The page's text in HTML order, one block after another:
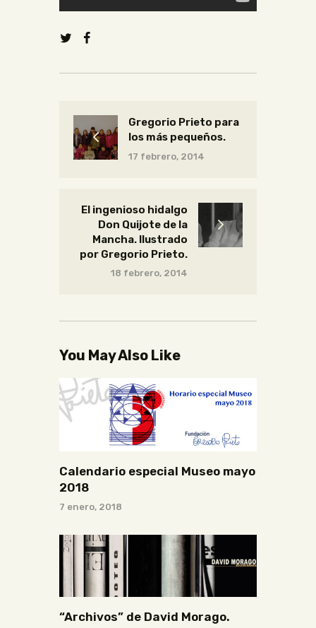
Gregorio Prieto para
los más pequeños.
17 febrero, 2014
El ingenioso hidalgo
Don Quijote de la
Mancha. Ilustrado
por Gregorio Prieto.
18 febrero, 2014
You May Also Like
Calendario especial Museo mayo
2018
7 enero, 2018
“Archivos” de David Morago.